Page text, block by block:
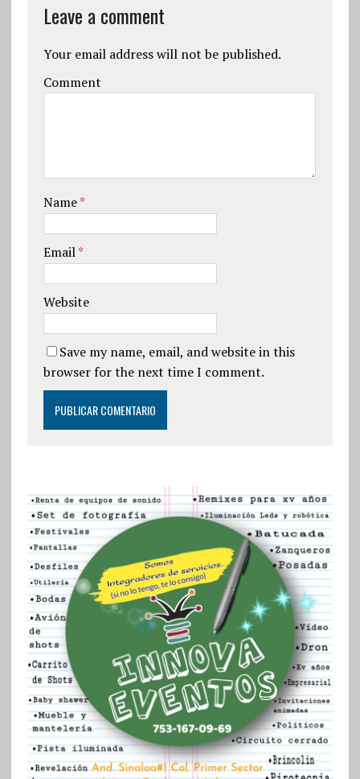
Leave a comment
Your email address will not be published.
Comment
Name*
Email*
Website
Save my name, email, and website in this
browser for the next time I comment.